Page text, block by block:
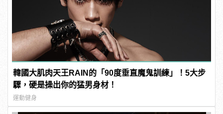
韓國大肌肉天王RAIN的「90度垂直魔鬼訓練」！5大步
驟，硬是操出你的猛男身材！
運動健身